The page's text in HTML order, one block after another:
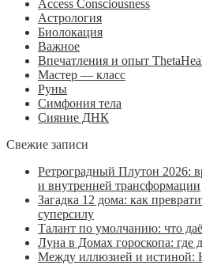
Access Consciousness
Астрология
Биолокация
Важное
Впечатления и опыт
Мастер — класс
Руны
Симфония тела
Сияние ДНК
Свежие записи
Ретроградный Плутон 2026:
и внутренней трансформации
Загадка 12 дома: как
суперсилу
Талант по умолчанию: что
Луна в Домах гороскопа: где
Между иллюзией и истиной: